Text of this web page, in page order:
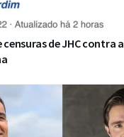
de JHC contra a